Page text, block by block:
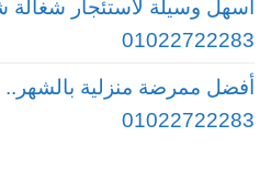
أسهل وسيلة لاستئجار شغالة
01022722283
أفضل ممرضة منزلية بالشهر..
01022722283